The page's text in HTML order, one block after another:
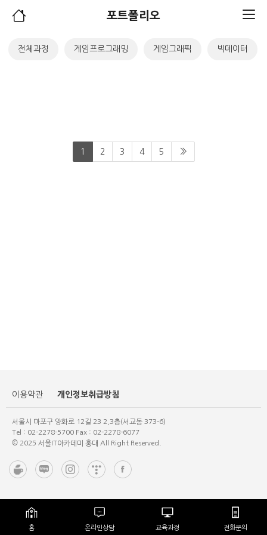
포트폴리오
홈 온라인상담 교육과정 전화문의
전체과정 게임프로그래밍 게임그래픽 빅데이터
1 2 3 4 5
이용약관 개인정보취급방침
서울시 마포구 양화로 12길 23 2,3층(서교동 373-6)
Tel : 02-2278-5700 Fax : 02-2278-6077
© 2025 서울IT아카데미 홍대 All Right Reserved.